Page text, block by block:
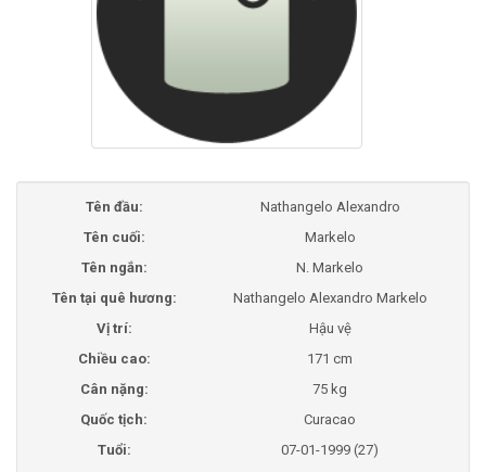
Tên đầu:
Nathangelo Alexandro
Tên cuối:
Markelo
Tên ngắn:
N. Markelo
Tên tại quê hương:
Nathangelo Alexandro Markelo
Vị trí:
Hậu vệ
Chiều cao:
171 cm
Cân nặng:
75 kg
Quốc tịch:
Curacao
Tuổi:
07-01-1999 (27)